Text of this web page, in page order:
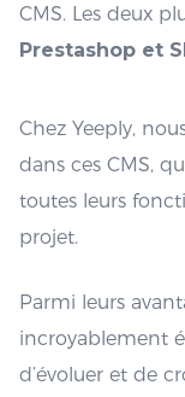
CMS. Les deux
Prestashop et
Chez Yeeply,
dans ces CMS,
toutes leurs
projet.
Parmi leurs
incroyablement
d’évoluer et de